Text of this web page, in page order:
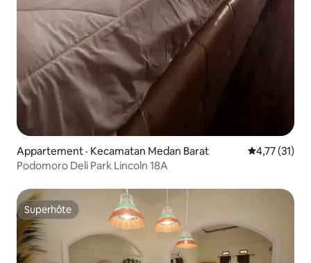
Appartement · Kecamatan Medan Barat Note
4,77 (31)
Podomoro Deli Park Lincoln 18A
Superhôte
Superhôte